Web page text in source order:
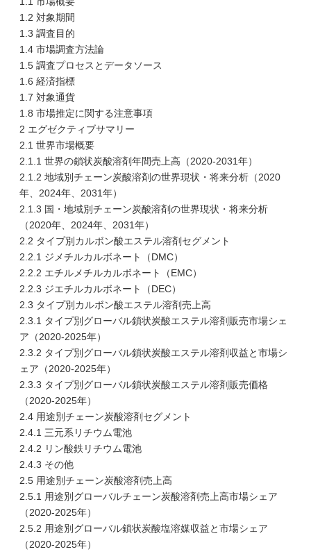
1.2 対象期間
1.3 調査目的
1.4 市場調査方法論
1.5 調査プロセスとデータソース
1.6 経済指標
1.7 対象通貨
1.8 市場推定に関する注意事項
2 エグゼクティブサマリー
2.1 世界市場概要
2.1.1 世界の鎖状炭酸溶剤年間売上高（2020-2031年）
2.1.2 地域別チェーン炭酸溶剤の世界現状・将来分析（2020
年、2024年、2031年）
2.1.3 国・地域別チェーン炭酸溶剤の世界現状・将来分析
（2020年、2024年、2031年）
2.2 タイプ別カルボン酸エステル溶剤セグメント
2.2.1 ジメチルカルボネート（DMC）
2.2.2 エチルメチルカルボネート（EMC）
2.2.3 ジエチルカルボネート（DEC）
2.3 タイプ別カルボン酸エステル溶剤売上高
2.3.1 タイプ別グローバル鎖状炭酸エステル溶剤販売市場シェ
ア（2020-2025年）
2.3.2 タイプ別グローバル鎖状炭酸エステル溶剤収益と市場シ
ェア（2020-2025年）
2.3.3 タイプ別グローバル鎖状炭酸エステル溶剤販売価格
（2020-2025年）
2.4 用途別チェーン炭酸溶剤セグメント
2.4.1 三元系リチウム電池
2.4.2 リン酸鉄リチウム電池
2.4.3 その他
2.5 用途別チェーン炭酸溶剤売上高
2.5.1 用途別グローバルチェーン炭酸溶剤売上高市場シェア
（2020-2025年）
2.5.2 用途別グローバル鎖状炭酸塩溶媒収益と市場シェア
（2020-2025年）